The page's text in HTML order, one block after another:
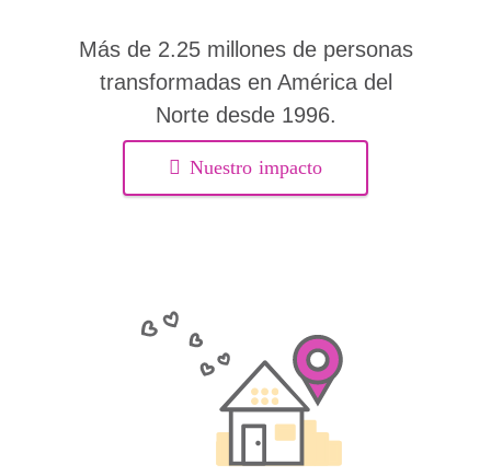
Más de 2.25 millones de personas
transformadas en América del
Norte desde 1996.
Nuestro impacto